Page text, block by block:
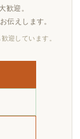
歓迎。
伝えします。
迎しています。